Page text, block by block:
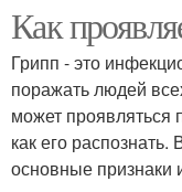
Как
Грипп - это
поражать людей
может проявляться
как его
основные признаки